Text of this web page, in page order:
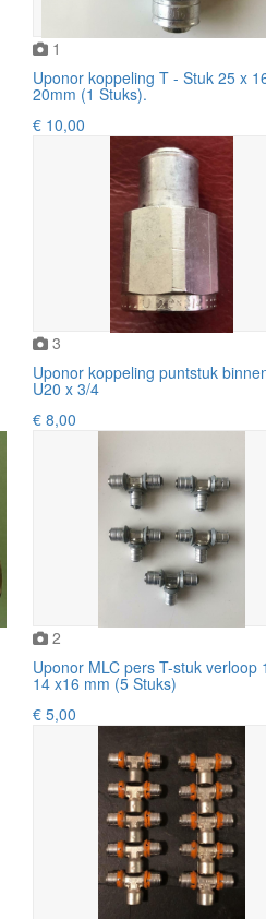
1
Uponor koppeling T - Stuk 25 x
20mm (1 Stuks).
€ 10,00
3
Uponor koppeling puntstuk
U20 x 3/4
€ 8,00
2
Uponor MLC pers T-stuk verloop
14 x16 mm (5 Stuks)
€ 5,00